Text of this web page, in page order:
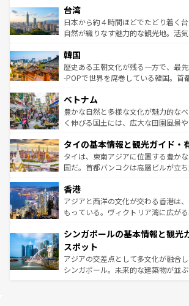
人々、おいしいローカルフードやハワ
ク、伝統的なフラダンスなど、すべ
っている。訪れるたびに新しい発見と
はコンテンツ一覧
リアリーフや大陸中央部にそびえるウ
ク）、タスマニアの美しい原生林や
ど、見どころがたくさん。また、カ
いる。アクティビティも充実しており
ビング、ハイキングなど、アウトド
い。オーストラリアの多彩な魅力を
参照してほしい。
台湾
日本から約４時間ほどでたどり着く
自然が織りなす魅力的な観光地。活
ン）、静ひつな山岳地帯である台湾東
と山間の静けさが共存しており、訪
驚きをもたらしてくれる。また、奥
容にもいいと評判のスイーツなど、バ
が味わえる。 なお、新着の台湾情報は
照してほしい。
韓国
歴史ある王朝文化が残る一方で、最
-POPで世界を席巻している韓国。首
き、地方に足を延ばせば四季折々の自
できる。そして、キムチや焼肉、絶
まで、さまざまな韓国料理が待って
リティに包まれながら、韓国の多彩
わってみてほしい。 なお、新
覧を参照してほしい。
ベトナム
豊かな自然と多様な文化が魅力的な
く伸びる国土には、広大な田園風景
急速な発展と共に伝統が息づく。ハ
ーチミン市のフランス統治時代の建
醸し出している。また、バラエティ
とつ。フォーやバインミー、ベトナム
ひ現地で味わいたい。どの地域を訪
が旅行者を迎えてくれるので、きっ
参照してほしい。
タイの基本情報と観光ガイド・
タイは、東南アジアに位置する豊か
国だ。首都バンコクは高層ビルが立
の活気が交差している。北部ではチェ
帯で自然と触れ合い、南部ではプー
いビーチでリゾート気分を楽しむこ
激する。気候は一年中温暖で、どの
が待っている。親しみやすいタイの人
た文化、そして多様な観光資源が、
ける。 なお、新着のタイ情報はコン
香港
アジアと西洋の文化が交わる香港は
もっている。ヴィクトリア湾に広が
み、どこを訪れても感動するはず。
ており、効率よく見どころを回れるの
うな絶景から文化的な体験まで、香
そう。 なお、新着の香港情報はコン
シンガポールの基本情報と観光
スポット
アジアの交差点として多文化が融合
シンガポール。未来的な建築物が並